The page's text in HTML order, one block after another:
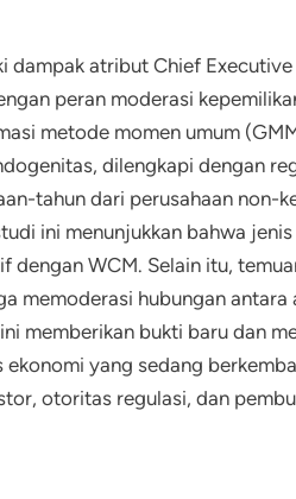
dampak atribut Chief
peran moderasi
metode momen umum
dilengkapi dengan
tahun dari perusahaan non-
ini menunjukkan bahwa
dengan WCM. Selain itu,
memoderasi hubungan
memberikan bukti baru dan
yang sedang
otoritas regulasi, dan